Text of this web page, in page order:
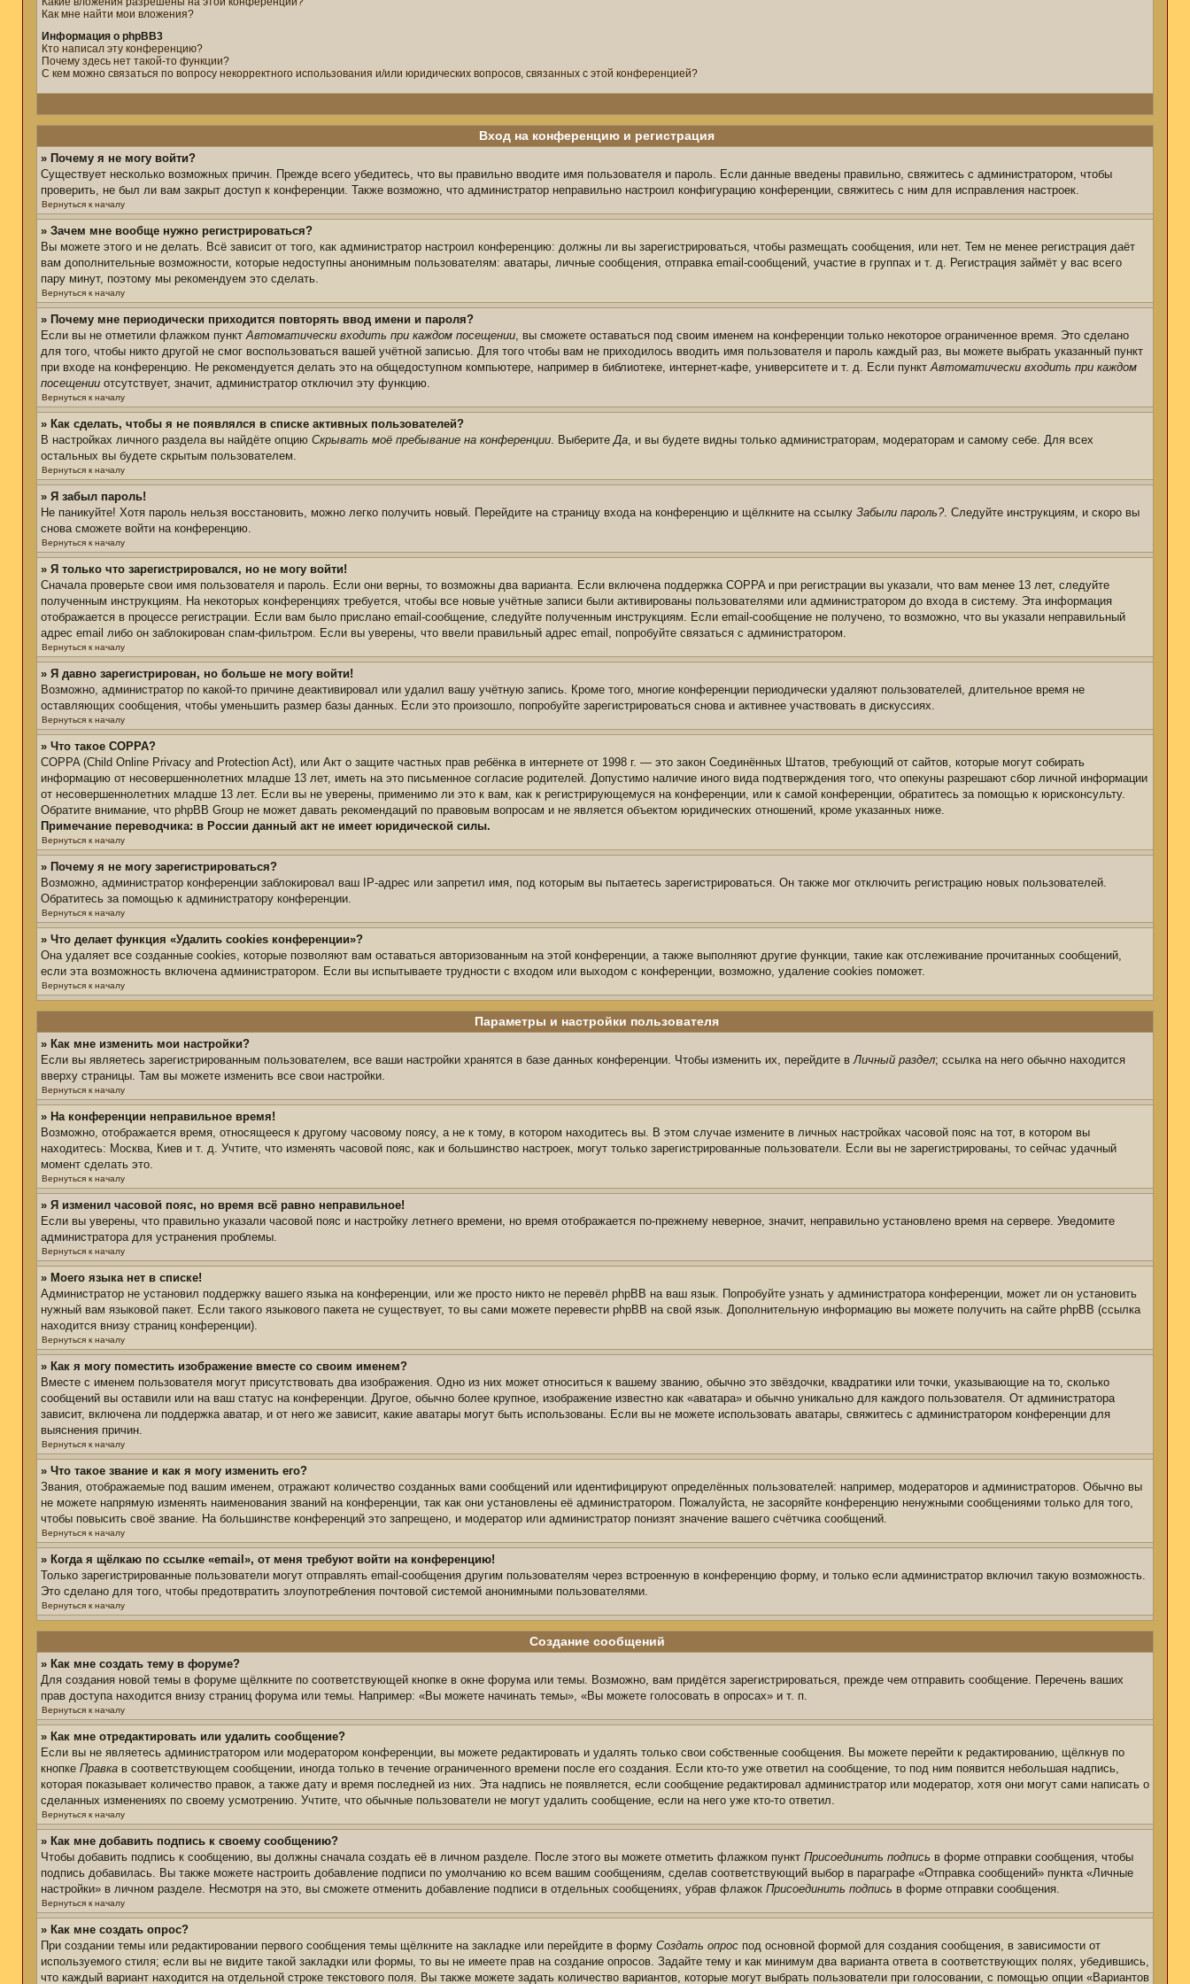
Как мне найти мои вложения?
Информация о phpBB3
Кто написал эту конференцию?
Почему здесь нет такой-то функции?
С кем можно связаться по вопросу некорректного использования и/или юридических вопросов, связанных с этой конференцией?
Вход на конференцию и регистрация
» Почему я не могу войти?
Существует несколько возможных причин. Прежде всего убедитесь, что вы правильно вводите имя пользователя и пароль. Если данные введены правильно, свяжитесь с администратором, чтобы
проверить, не был ли вам закрыт доступ к конференции. Также возможно, что администратор неправильно настроил конфигурацию конференции, свяжитесь с ним для исправления настроек.
Вернуться к началу
» Зачем мне вообще нужно регистрироваться?
Вы можете этого и не делать. Всё зависит от того, как администратор настроил конференцию: должны ли вы зарегистрироваться, чтобы размещать сообщения, или нет. Тем не менее регистрация даёт
вам дополнительные возможности, которые недоступны анонимным пользователям: аватары, личные сообщения, отправка email-сообщений, участие в группах и т. д. Регистрация займёт у вас всего
пару минут, поэтому мы рекомендуем это сделать.
Вернуться к началу
» Почему мне периодически приходится повторять ввод имени и пароля?
Если вы не отметили флажком пунктАвтоматически входить при каждом посещении, вы сможете оставаться под своим именем на конференции только некоторое ограниченное время. Это сделано
для того, чтобы никто другой не смог воспользоваться вашей учётной записью. Для того чтобы вам не приходилось вводить имя пользователя и пароль каждый раз, вы можете выбрать указанный пункт
при входе на конференцию. Не рекомендуется делать это на общедоступном компьютере, например в библиотеке, интернет-кафе, университете и т. д. Если пунктАвтоматически входить при каждом
посещении отсутствует, значит, администратор отключил эту функцию.
Вернуться к началу
» Как сделать, чтобы я не появлялся в списке активных пользователей?
В настройках личного раздела вы найдёте опцию Скрывать моё пребывание на конференции. ВыберитеДа, и вы будете видны только администраторам, модераторам и самому себе. Для всех
остальных вы будете скрытым пользователем.
Вернуться к началу
» Я забыл пароль!
Не паникуйте! Хотя пароль нельзя восстановить, можно легко получить новый. Перейдите на страницу входа на конференцию и щёлкните на ссылку Забыли пароль?. Следуйте инструкциям, и скоро вы
снова сможете войти на конференцию.
Вернуться к началу
» Я только что зарегистрировался, но не могу войти!
Сначала проверьте свои имя пользователя и пароль. Если они верны, то возможны два варианта. Если включена поддержка COPPA и при регистрации вы указали, что вам менее 13 лет, следуйте
полученным инструкциям. На некоторых конференциях требуется, чтобы все новые учётные записи были активированы пользователями или администратором до входа в систему. Эта информация
отображается в процессе регистрации. Если вам было прислано email-сообщение, следуйте полученным инструкциям. Если email-сообщение не получено, то возможно, что вы указали неправильный
адрес email либо он заблокирован спам-фильтром. Если вы уверены, что ввели правильный адрес email, попробуйте связаться с администратором.
Вернуться к началу
» Я давно зарегистрирован, но больше не могу войти!
Возможно, администратор по какой-то причине деактивировал или удалил вашу учётную запись. Кроме того, многие конференции периодически удаляют пользователей, длительное время не
оставляющих сообщения, чтобы уменьшить размер базы данных. Если это произошло, попробуйте зарегистрироваться снова и активнее участвовать в дискуссиях.
Вернуться к началу
» Что такое COPPA?
COPPA (Child Online Privacy and Protection Act), или Акт о защите частных прав ребёнка в интернете от 1998 г. — это закон Соединённых Штатов, требующий от сайтов, которые могут собирать
информацию от несовершеннолетних младше 13 лет, иметь на это письменное согласие родителей. Допустимо наличие иного вида подтверждения того, что опекуны разрешают сбор личной информации
от несовершеннолетних младше 13 лет. Если вы не уверены, применимо ли это к вам, как к регистрирующемуся на конференции, или к самой конференции, обратитесь за помощью к юрисконсульту.
Обратите внимание, что phpBB Group не может давать рекомендаций по правовым вопросам и не является объектом юридических отношений, кроме указанных ниже.
Примечание переводчика: в России данный акт не имеет юридической силы.
Вернуться к началу
» Почему я не могу зарегистрироваться?
Возможно, администратор конференции заблокировал ваш IP-адрес или запретил имя, под которым вы пытаетесь зарегистрироваться. Он также мог отключить регистрацию новых пользователей.
Обратитесь за помощью к администратору конференции.
Вернуться к началу
» Что делает функция «Удалить cookies конференции»?
Она удаляет все созданные cookies, которые позволяют вам оставаться авторизованным на этой конференции, а также выполняют другие функции, такие как отслеживание прочитанных сообщений,
если эта возможность включена администратором. Если вы испытываете трудности с входом или выходом с конференции, возможно, удаление cookies поможет.
Вернуться к началу
Параметры и настройки пользователя
» Как мне изменить мои настройки?
Если вы являетесь зарегистрированным пользователем, все ваши настройки хранятся в базе данных конференции. Чтобы изменить их, перейдите вЛичный раздел; ссылка на него обычно находится
вверху страницы. Там вы можете изменить все свои настройки.
Вернуться к началу
» На конференции неправильное время!
Возможно, отображается время, относящееся к другому часовому поясу, а не к тому, в котором находитесь вы. В этом случае измените в личных настройках часовой пояс на тот, в котором вы
находитесь: Москва, Киев и т. д. Учтите, что изменять часовой пояс, как и большинство настроек, могут только зарегистрированные пользователи. Если вы не зарегистрированы, то сейчас удачный
момент сделать это.
Вернуться к началу
» Я изменил часовой пояс, но время всё равно неправильное!
Если вы уверены, что правильно указали часовой пояс и настройку летнего времени, но время отображается по-прежнему неверное, значит, неправильно установлено время на сервере. Уведомите
администратора для устранения проблемы.
Вернуться к началу
» Моего языка нет в списке!
Администратор не установил поддержку вашего языка на конференции, или же просто никто не перевёл phpBB на ваш язык. Попробуйте узнать у администратора конференции, может ли он установить
нужный вам языковой пакет. Если такого языкового пакета не существует, то вы сами можете перевести phpBB на свой язык. Дополнительную информацию вы можете получить на сайте phpBB (ссылка
находится внизу страниц конференции).
Вернуться к началу
» Как я могу поместить изображение вместе со своим именем?
Вместе с именем пользователя могут присутствовать два изображения. Одно из них может относиться к вашему званию, обычно это звёздочки, квадратики или точки, указывающие на то, сколько
сообщений вы оставили или на ваш статус на конференции. Другое, обычно более крупное, изображение известно как «аватара» и обычно уникально для каждого пользователя. От администратора
зависит, включена ли поддержка аватар, и от него же зависит, какие аватары могут быть использованы. Если вы не можете использовать аватары, свяжитесь с администратором конференции для
выяснения причин.
Вернуться к началу
» Что такое звание и как я могу изменить его?
Звания, отображаемые под вашим именем, отражают количество созданных вами сообщений или идентифицируют определённых пользователей: например, модераторов и администраторов. Обычно вы
не можете напрямую изменять наименования званий на конференции, так как они установлены её администратором. Пожалуйста, не засоряйте конференцию ненужными сообщениями только для того,
чтобы повысить своё звание. На большинстве конференций это запрещено, и модератор или администратор понизят значение вашего счётчика сообщений.
Вернуться к началу
» Когда я щёлкаю по ссылке «email», от меня требуют войти на конференцию!
Только зарегистрированные пользователи могут отправлять email-сообщения другим пользователям через встроенную в конференцию форму, и только если администратор включил такую возможность.
Это сделано для того, чтобы предотвратить злоупотребления почтовой системой анонимными пользователями.
Вернуться к началу
Создание сообщений
» Как мне создать тему в форуме?
Для создания новой темы в форуме щёлкните по соответствующей кнопке в окне форума или темы. Возможно, вам придётся зарегистрироваться, прежде чем отправить сообщение. Перечень ваших
прав доступа находится внизу страниц форума или темы. Например: «Вы можете начинать темы», «Вы можете голосовать в опросах» и т. п.
Вернуться к началу
» Как мне отредактировать или удалить сообщение?
Если вы не являетесь администратором или модератором конференции, вы можете редактировать и удалять только свои собственные сообщения. Вы можете перейти к редактированию, щёлкнув по
кнопке Правка в соответствующем сообщении, иногда только в течение ограниченного времени после его создания. Если кто-то уже ответил на сообщение, то под ним появится небольшая надпись,
которая показывает количество правок, а также дату и время последней из них. Эта надпись не появляется, если сообщение редактировал администратор или модератор, хотя они могут сами написать о
сделанных изменениях по своему усмотрению. Учтите, что обычные пользователи не могут удалить сообщение, если на него уже кто-то ответил.
Вернуться к началу
» Как мне добавить подпись к своему сообщению?
Чтобы добавить подпись к сообщению, вы должны сначала создать её в личном разделе. После этого вы можете отметить флажком пункт Присоединить подпись в форме отправки сообщения, чтобы
подпись добавилась. Вы также можете настроить добавление подписи по умолчанию ко всем вашим сообщениям, сделав соответствующий выбор в параграфе «Отправка сообщений» пункта «Личные
настройки» в личном разделе. Несмотря на это, вы сможете отменить добавление подписи в отдельных сообщениях, убрав флажок Присоединить подпись в форме отправки сообщения.
Вернуться к началу
» Как мне создать опрос?
При создании темы или редактировании первого сообщения темы щёлкните на закладке или перейдите в форму Создать опрос под основной формой для создания сообщения, в зависимости от
используемого стиля; если вы не видите такой закладки или формы, то вы не имеете прав на создание опросов. Задайте тему и как минимум два варианта ответа в соответствующих полях, убедившись,
что каждый вариант находится на отдельной строке текстового поля. Вы также можете задать количество вариантов, которые могут выбрать пользователи при голосовании, с помощью опции «Вариантов